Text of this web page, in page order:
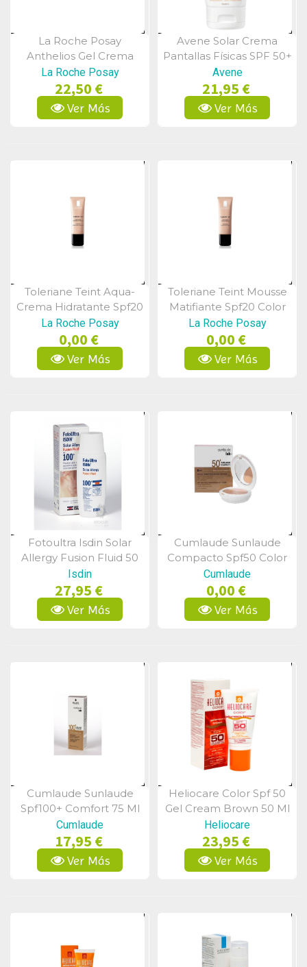
Vista Rápida
La Roche Posay
Anthelios Gel Crema
Facial Seco Sin Perfume
Spf50 50ml
La Roche Posay
22,50 €
Ver Más
Vista Rápida
Avene Solar Crema
Pantallas Físicas SPF 50+
50ml
Avene
21,95 €
Ver Más
Vista Rápida
Toleriane Teint Aqua-
Crema Hidratante Spf20
Color 03 30ml
La Roche Posay
0,00 €
Ver Más
Vista Rápida
Toleriane Teint Mousse
Matifiante Spf20 Color
03 30ml
La Roche Posay
0,00 €
Ver Más
Vista Rápida
Fotoultra Isdin Solar
Allergy Fusion Fluid 50
Ml
Isdin
27,95 €
Ver Más
Vista Rápida
Cumlaude Sunlaude
Compacto Spf50 Color
Tono 01 Light 10 Gr
Cumlaude
0,00 €
Ver Más
Vista Rápida
Cumlaude Sunlaude
Spf100+ Comfort 75 Ml
Cumlaude
17,95 €
Ver Más
Vista Rápida
Heliocare Color Spf 50
Gel Cream Brown 50 Ml
Heliocare
23,95 €
Ver Más